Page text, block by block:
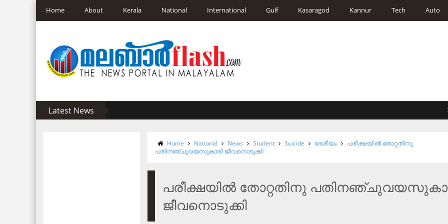
Home About Kerala National International Gulf Kasaragod Kannur Tech Auto
Latest News
Home National News Student Suicide ദേശീയം
പരീക്ഷയില്‍ തോറ്റതിനു
പതിനഞ്ചുവയസുകാരി ജീവനൊടുക്കി
പരീക്ഷയില്‍ തോറ്റതിനു
ജീവനൊടുക്കി